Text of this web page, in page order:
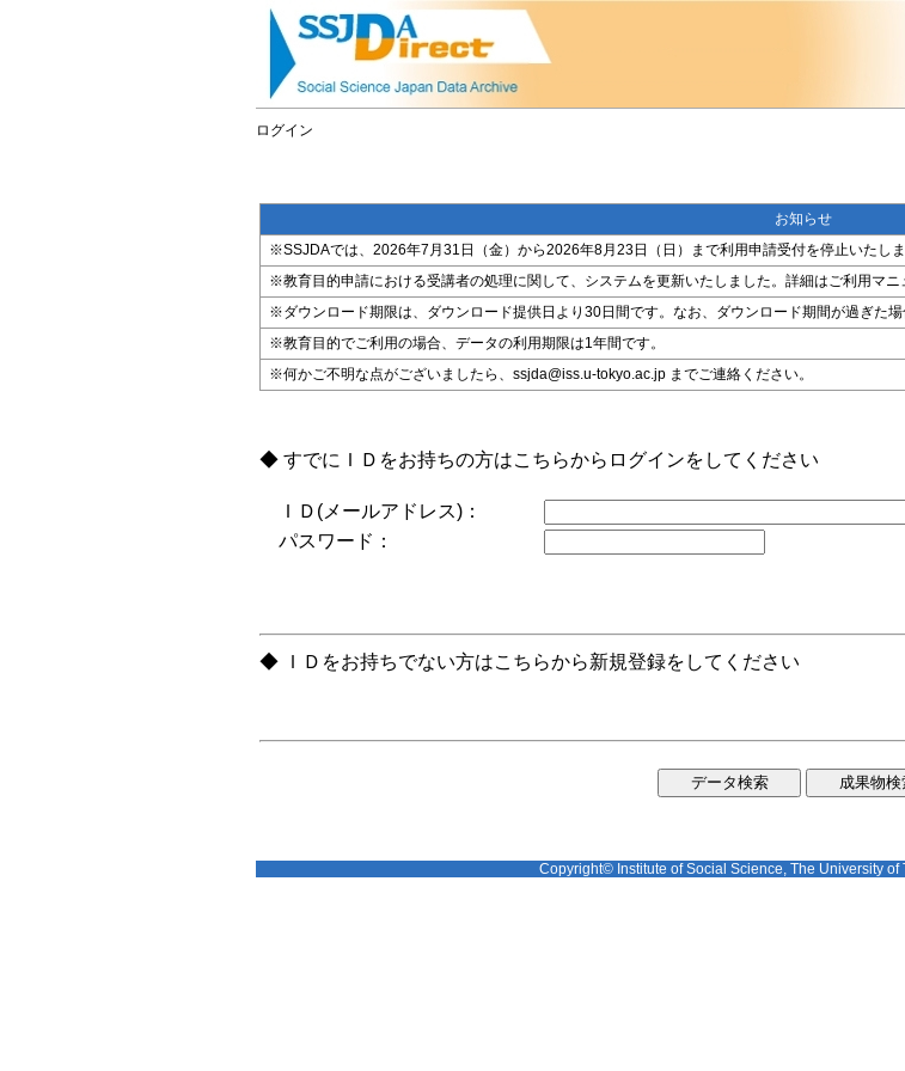
ログイン
お知らせ
※SSJDAでは、2026年7月31日（金）から2026年8月23日（日）まで利用申請受付を停止いたし
※教育目的申請における受講者の処理に関して、システムを更新いたしました。詳細はご利用マニ
※ダウンロード期限は、ダウンロード提供日より30日間です。なお、ダウンロード期間が過ぎた場
※教育目的でご利用の場合、データの利用期限は1年間です。
※何かご不明な点がございましたら、ssjda@iss.u-tokyo.ac.jp までご連絡ください。
◆ すでにＩＤをお持ちの方はこちらからログインをしてください
ＩＤ(メールアドレス)：
パスワード：
◆ ＩＤをお持ちでない方はこちらから新規登録をしてください
Copyright© Institute of Social Science, The University of